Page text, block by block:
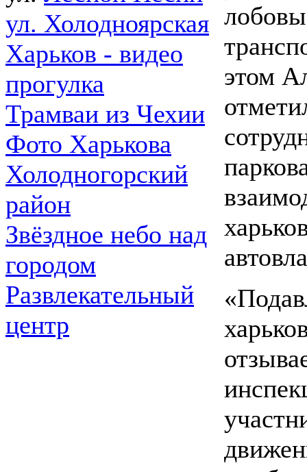
ул. Холодноярская
Харьков - видео
прогулка
Трамваи из Чехии
Фото Харькова
Холодногорский
район
Звёздное небо над
городом
Развлекательный
центр
этом